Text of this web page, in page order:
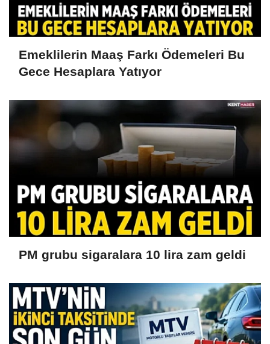
Emeklilerin Maaş Farkı Ödemeleri Bu
Gece Hesaplara Yatıyor
PM grubu sigaralara 10 lira zam geldi